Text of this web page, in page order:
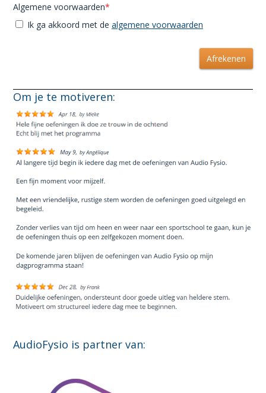
Algemene voorwaarden*
Ik ga akkoord met de algemene voorwaarden
Om je te motiveren:
AudioFysio is partner van: